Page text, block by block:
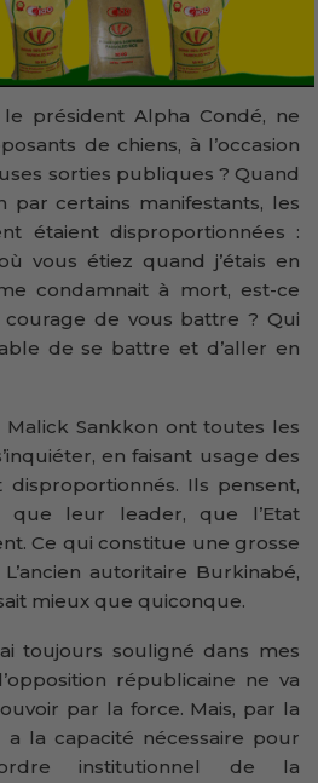
président Alpha Condé, ne
de chiens, à l’occasion
sorties publiques ? Quand
par certains manifestants, les
étaient disproportionnées :
vous étiez quand j’étais en
condamnait à mort, est-ce
de vous battre ? Qui
de se battre et d’aller en
Malick Sankkon ont toutes les
en faisant usage des
Ils pensent,
que leur leader, que l’Etat
Ce qui constitue une grosse
autoritaire Burkinabé,
mieux que quiconque.
toujours souligné dans mes
républicaine ne va
par la force. Mais, par la
a la capacité nécessaire pour
institutionnel de la